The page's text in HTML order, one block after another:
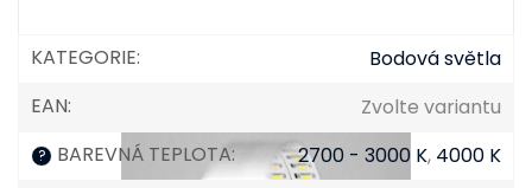
KATEGORIE:
Bodová světla
EAN: Zvolte variantu
? BAREVNÁ TEPLOTA: 2700 - 3000 K, 4000 K